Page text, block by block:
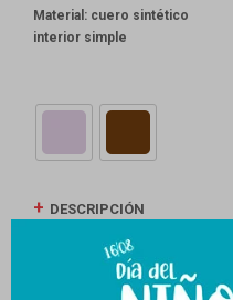
Material: cuero sintético
interior simple
DESCRIPCIÓN
CAMBIOS Y DEVOLUCIONES